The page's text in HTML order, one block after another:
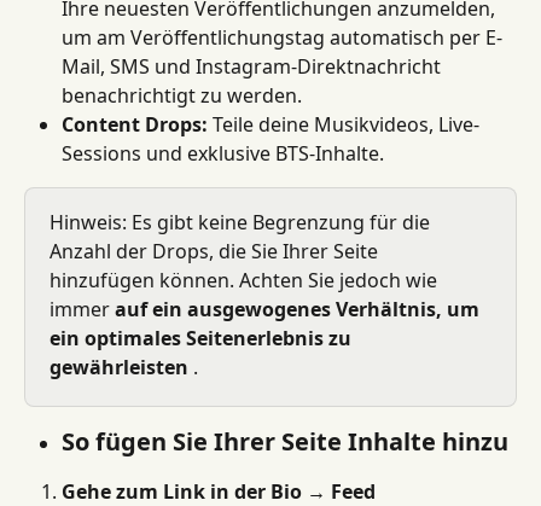
Ihre neuesten Veröffentlichungen anzumelden,
um am Veröffentlichungstag automatisch per E-
Mail, SMS und Instagram-Direktnachricht
benachrichtigt zu werden.
Content Drops: Teile deine Musikvideos, Live-
Sessions und exklusive BTS-Inhalte.
Hinweis: Es gibt keine Begrenzung für die
Anzahl der Drops, die Sie Ihrer Seite
hinzufügen können. Achten Sie jedoch wie
immer auf ein ausgewogenes Verhältnis, um
ein optimales Seitenerlebnis zu
gewährleisten .
So fügen Sie Ihrer Seite Inhalte hinzu
Gehe zum Link in der Bio → Feed